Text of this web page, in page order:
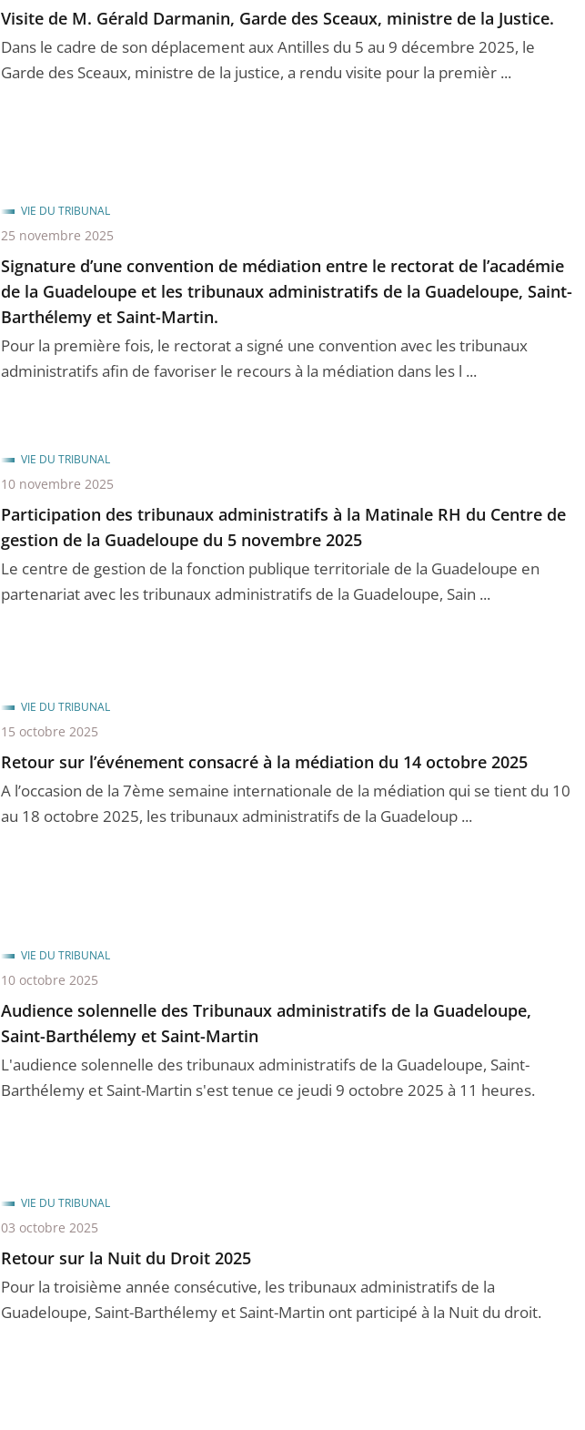
Visite de M. Gérald Darmanin, Garde des Sceaux, ministre de la Justice.
Dans le cadre de son déplacement aux Antilles du 5 au 9 décembre 2025, le
Garde des Sceaux, ministre de la justice, a rendu visite pour la premièr ...
Signature d’une convention de médiation entre le rectorat de l’académie
de la Guadeloupe et les tribunaux administratifs de la Guadeloupe, Saint-
Barthélemy et Saint-Martin.
Pour la première fois, le rectorat a signé une convention avec les tribunaux
administratifs afin de favoriser le recours à la médiation dans les l ...
VIE DU TRIBUNAL
25 novembre 2025
Participation des tribunaux administratifs à la Matinale RH du Centre de
gestion de la Guadeloupe du 5 novembre 2025
Le centre de gestion de la fonction publique territoriale de la Guadeloupe en
partenariat avec les tribunaux administratifs de la Guadeloupe, Sain ...
VIE DU TRIBUNAL
10 novembre 2025
Retour sur l’événement consacré à la médiation du 14 octobre 2025
A l’occasion de la 7ème semaine internationale de la médiation qui se tient du 10
au 18 octobre 2025, les tribunaux administratifs de la Guadeloup ...
VIE DU TRIBUNAL
15 octobre 2025
Audience solennelle des Tribunaux administratifs de la Guadeloupe,
Saint-Barthélemy et Saint-Martin
L'audience solennelle des tribunaux administratifs de la Guadeloupe, Saint-
Barthélemy et Saint-Martin s'est tenue ce jeudi 9 octobre 2025 à 11 heures.
VIE DU TRIBUNAL
10 octobre 2025
Retour sur la Nuit du Droit 2025
Pour la troisième année consécutive, les tribunaux administratifs de la
Guadeloupe, Saint-Barthélemy et Saint-Martin ont participé à la Nuit du droit.
VIE DU TRIBUNAL
03 octobre 2025